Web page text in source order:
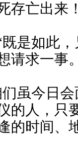
存亡出来
是如此
请求一事
虽今日
的人，只
的时间、